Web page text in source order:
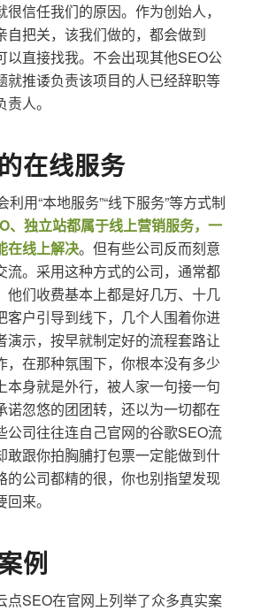
信任我们的原因。作为创始人，
自把关，该我们做的，都会做到
以直接找我。不会出现其他SEO公
就推诿负责该项目的人已经辞职等
人。
在线服务
用“本地服务”“线下服务”等方式制
、独立站都属于线上营销服务，一
在线上解决。但有些公司反而刻意
流。采用这种方式的公司，通常都
他们收费基本上都是好几万、十几
客户引导到线下，几个人围着你进
演示，按早就制定好的流程套路让
，在那种氛围下，你根本没有多少
本身就是外行，被人家一句接一句
诺忽悠的团团转，还以为一切都在
公司往往连自己官网的谷歌SEO流
敢跟你拍胸脯打包票一定能做到什
的公司都精的很，你也别指望发现
来。
例
点SEO在官网上列举了众多真实案